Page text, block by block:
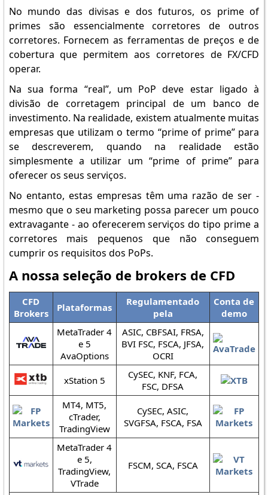
No mundo das divisas e dos futuros, os prime of
primes são essencialmente corretores de outros
corretores. Fornecem as ferramentas de preços e de
cobertura que permitem aos corretores de FX/CFD
operar.
Na sua forma “real”, um PoP deve estar ligado à
divisão de corretagem principal de um banco de
investimento. Na realidade, existem atualmente muitas
empresas que utilizam o termo “prime of prime” para
se descreverem, quando na realidade estão
simplesmente a utilizar um “prime of prime” para
oferecer os seus serviços.
No entanto, estas empresas têm uma razão de ser -
mesmo que o seu marketing possa parecer um pouco
extravagante - ao oferecerem serviços do tipo prime a
corretores mais pequenos que não conseguem
cumprir os requisitos dos PoPs.
A nossa seleção de brokers de CFD
CFD
Brokers
Plataformas
Regulamentado
pela
Conta de
demo
MetaTrader 4
e 5
AvaOptions
ASIC, CBFSAI, FRSA,
BVI FSC, FSCA, JFSA,
OCRI
xStation 5
CySEC, KNF, FCA,
FSC, DFSA
MT4, MT5,
cTrader,
TradingView
CySEC, ASIC,
SVGFSA, FSCA, FSA
MetaTrader 4
e 5,
TradingView,
VTrade
FSCM, SCA, FSCA